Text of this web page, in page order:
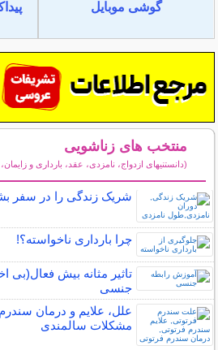
گوشی موبایل
منتخب های زناشویی
(دانستنیهای ازدواج، نامزدی، عقد، بارداری و
شریک زندگی را در سفر
چرا بارداری ناخواسته؟!
تاثیر مثانه بیش فعال(بی
جنسی
علل، علایم و درمان
مشکلات سالمندی